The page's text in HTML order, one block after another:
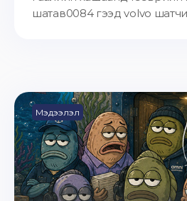
шатав0084 гээд volvo
Мэдээлэл